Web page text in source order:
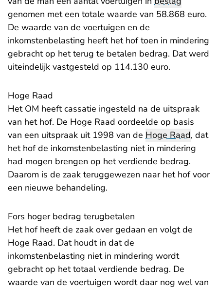
genomen met een totale waarde van 58.868 euro.
De waarde van de voertuigen en de
inkomstenbelasting heeft het hof toen in mindering
gebracht op het terug te betalen bedrag. Dat werd
uiteindelijk vastgesteld op 114.130 euro.
Hoge Raad
Het OM heeft cassatie ingesteld na de uitspraak
van het hof. De Hoge Raad - U verlaat Rechtspraak.nl
oordeelde op basis
van een uitspraak uit 1998 van de Hoge Raad, dat
het hof de inkomstenbelasting niet in mindering
had mogen brengen op het verdiende bedrag.
Daarom is de zaak teruggewezen naar het hof voor
een nieuwe behandeling.
Fors hoger bedrag terugbetalen
Het hof heeft de zaak over gedaan en volgt de
Hoge Raad. Dat houdt in dat de
inkomstenbelasting niet in mindering wordt
gebracht op het totaal verdiende bedrag. De
waarde van de voertuigen wordt daar nog wel van